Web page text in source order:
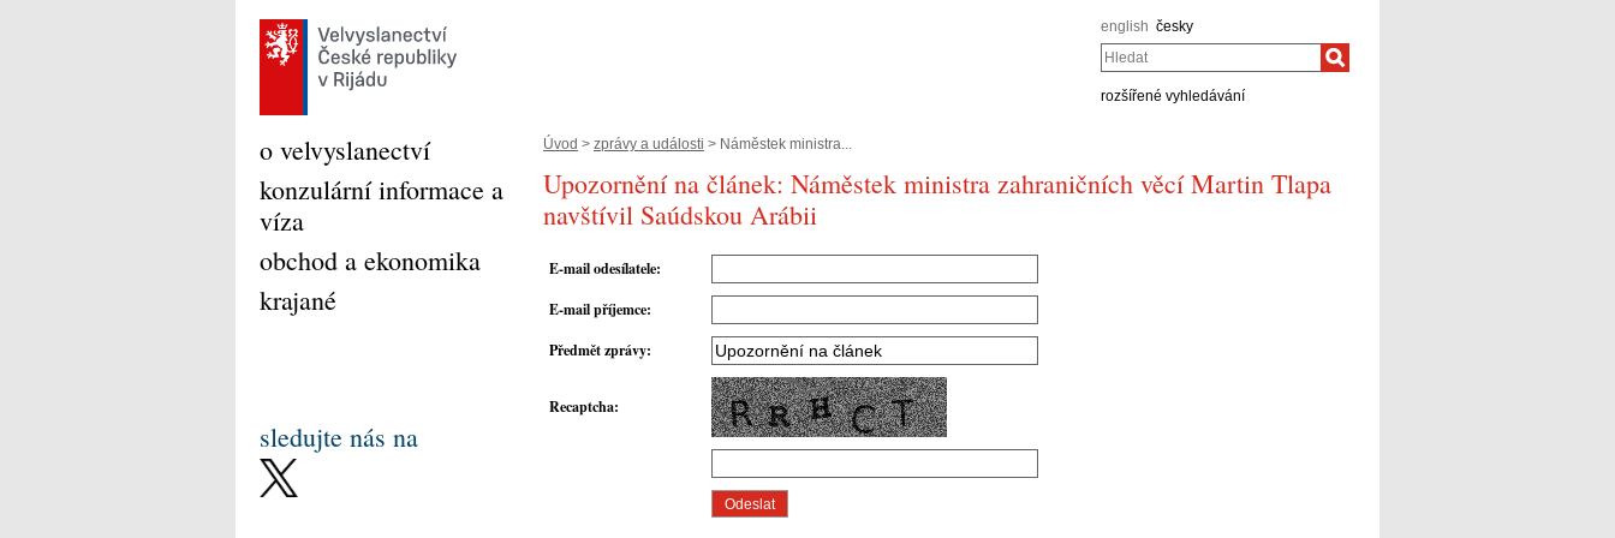
english česky
Hledat
rozšířené vyhledávání
Úvod > zprávy a události > Náměstek ministra...
Upozornění na článek: Náměstek ministra zahraničních věcí Martin Tlapa
navštívil Saúdskou Arábii
E-mail odesílatele:
E-mail příjemce:
Předmět zprávy:
Recaptcha:
o velvyslanectví
konzulární informace a
víza
obchod a ekonomika
krajané
sledujte nás na